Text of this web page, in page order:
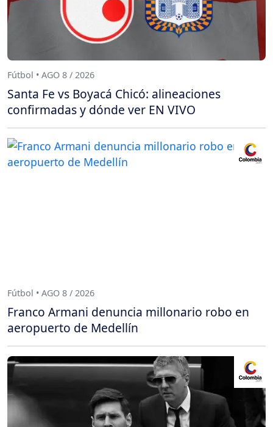
Fútbol • AGO 8 / 2026
Santa Fe vs Boyacá Chicó: alineaciones
confirmadas y dónde ver EN VIVO
Fútbol • AGO 8 / 2026
Franco Armani denuncia millonario robo en
aeropuerto de Medellín